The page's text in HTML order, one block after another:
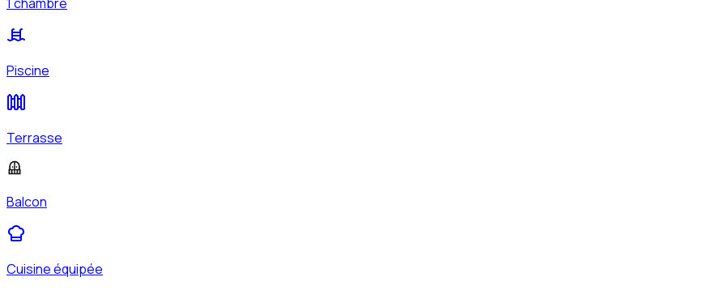
Piscine
Terrasse
Balcon
Cuisine équipée